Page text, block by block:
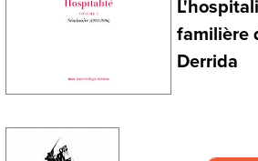
familière
Derrida